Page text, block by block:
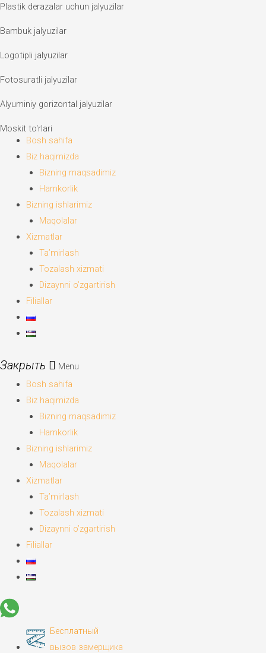
Plastik derazalar uchun jalyuzilar
Bambuk jalyuzilar
Logotipli jalyuzilar
Fotosuratli jalyuzilar
Alyuminiy gorizontal jalyuzilar
Moskit to‘rlari
Bosh sahifa
Biz haqimizda
Bizning maqsadimiz
Hamkorlik
Bizning ishlarimiz
Maqolalar
Xizmatlar
Ta’mirlash
Tozalash xizmati
Dizaynni o’zgartirish
Filiallar
Menu
Bosh sahifa
Biz haqimizda
Bizning maqsadimiz
Hamkorlik
Bizning ishlarimiz
Maqolalar
Xizmatlar
Ta’mirlash
Tozalash xizmati
Dizaynni o’zgartirish
Filiallar
Бесплатный
вызов замерщика